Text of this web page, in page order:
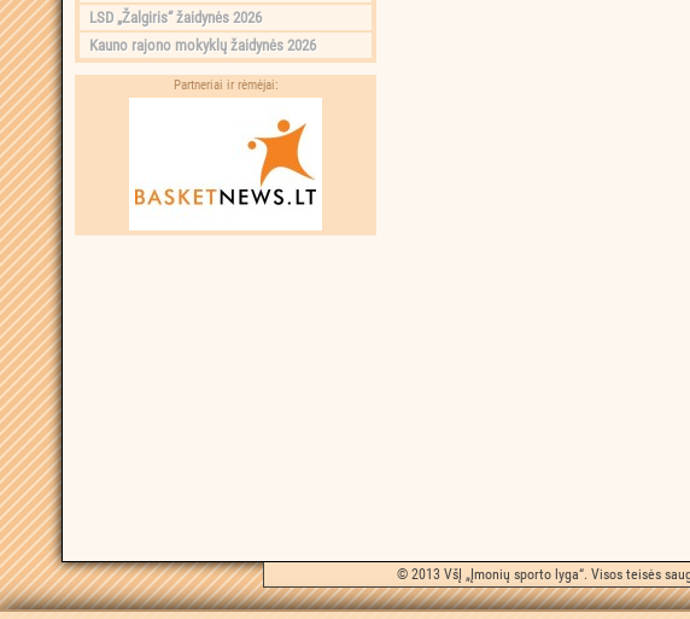
LSD „Žalgiris“ žaidynės 2026
Kauno rajono mokyklų žaidynės 2026
Partneriai ir rėmėjai:
© 2013 VšĮ „Įmonių sporto lyga“. Visos teisės